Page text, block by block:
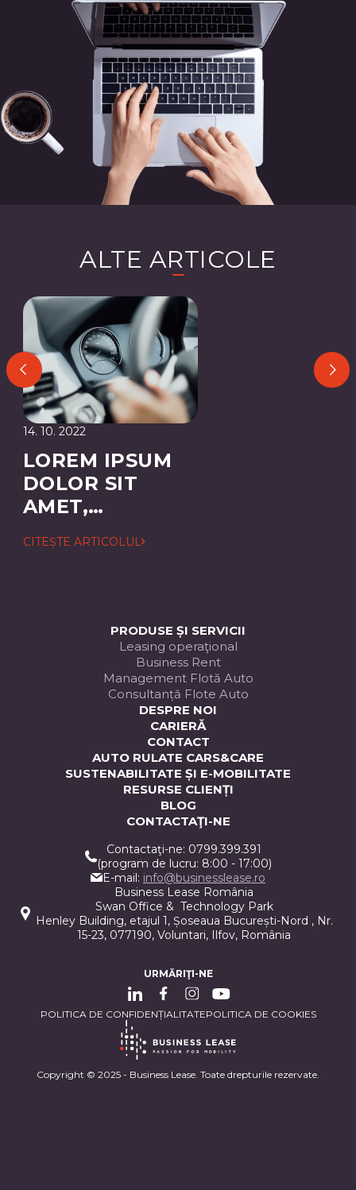
ALTE ARTICOLE
14. 10. 2022
LOREM IPSUM
DOLOR SIT
AMET,
ADIPISCING
CITEȘTE ARTICOLUL
PRODUSE ȘI SERVICII
Leasing operaţional
Business Rent
Management Flotă Auto
Consultanță Flote Auto
DESPRE NOI
CARIERĂ
CONTACT
AUTO RULATE CARS&CARE
SUSTENABILITATE ȘI E-MOBILITATE
RESURSE CLIENȚI
BLOG
CONTACTAŢI-NE
Contactaţi-ne: 0799.399.391
(program de lucru: 8:00 - 17:00)
E-mail: info@businesslease.ro
Business Lease România
Swan Office & Technology Park
Henley Building, etajul 1, Șoseaua București-Nord , Nr.
15-23, 077190, Voluntari, Ilfov, România
URMĂRIŢI-NE
Copyright © 2025 - Business Lease. Toate drepturile rezervate.
POLITICA DE CONFIDENȚIALITATEPOLITICA DE COOKIES